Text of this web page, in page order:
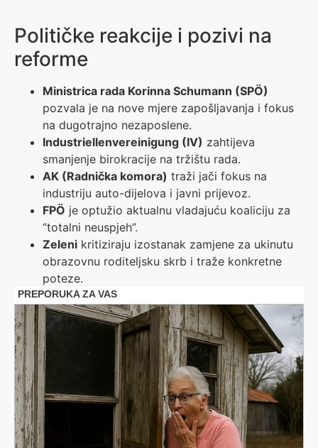
Političke reakcije i pozivi na
reforme
Ministrica rada Korinna Schumann (SPÖ)
pozvala je na nove mjere zapošljavanja i fokus
na dugotrajno nezaposlene.
Industriellenvereinigung (IV) zahtijeva
smanjenje birokracije na tržištu rada.
AK (Radnička komora) traži jači fokus na
industriju auto-dijelova i javni prijevoz.
FPÖ je optužio aktualnu vladajuću koaliciju za
“totalni neuspjeh”.
Zeleni kritiziraju izostanak zamjene za ukinutu
obrazovnu roditeljsku skrb i traže konkretne
poteze.